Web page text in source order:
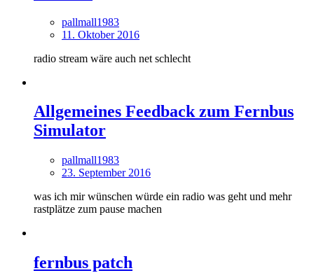
pallmall1983
11. Oktober 2016
radio stream wäre auch net schlecht
Allgemeines Feedback zum Fernbus
Simulator
pallmall1983
23. September 2016
was ich mir wünschen würde ein radio was geht und mehr
rastplätze zum pause machen
fernbus patch